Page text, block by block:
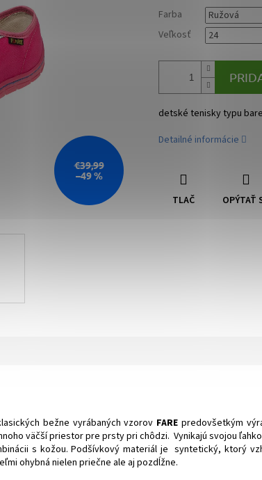
€39,99
–49 %
Farba
Veľkosť
detské tenisky typu
Detailné informácie
TLAČ OPÝTAŤ
bežne vyrábaných vzorov FARE predovšetkým
väčší priestor pre prsty pri chôdzi. Vynikajú svojou
s kožou. Podšívkový materiál je syntetický, ktorý
ohybná nielen priečne ale aj pozdĺžne.